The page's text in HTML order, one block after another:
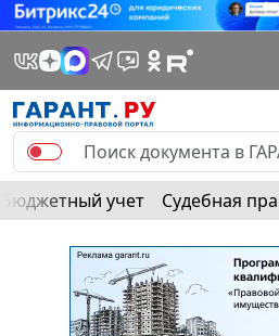
Бюджетный учет Судебная